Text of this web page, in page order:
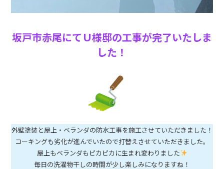
坂戸市赤尾にてＵ様邸の工事が完了いたしま
した！
外壁塗装と屋上・ベランダの防水工事を施工させていただきました！
コーキングも劣化が進んでいたので打替えさせていただきました。
屋上もベランダもピカピカに生まれ変わりました
毎日の洗濯物干しの時間が少し楽しみになりますね！